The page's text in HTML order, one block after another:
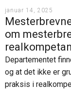
januar 14, 2025
om
Departementet
og at det ikke er
praksis i